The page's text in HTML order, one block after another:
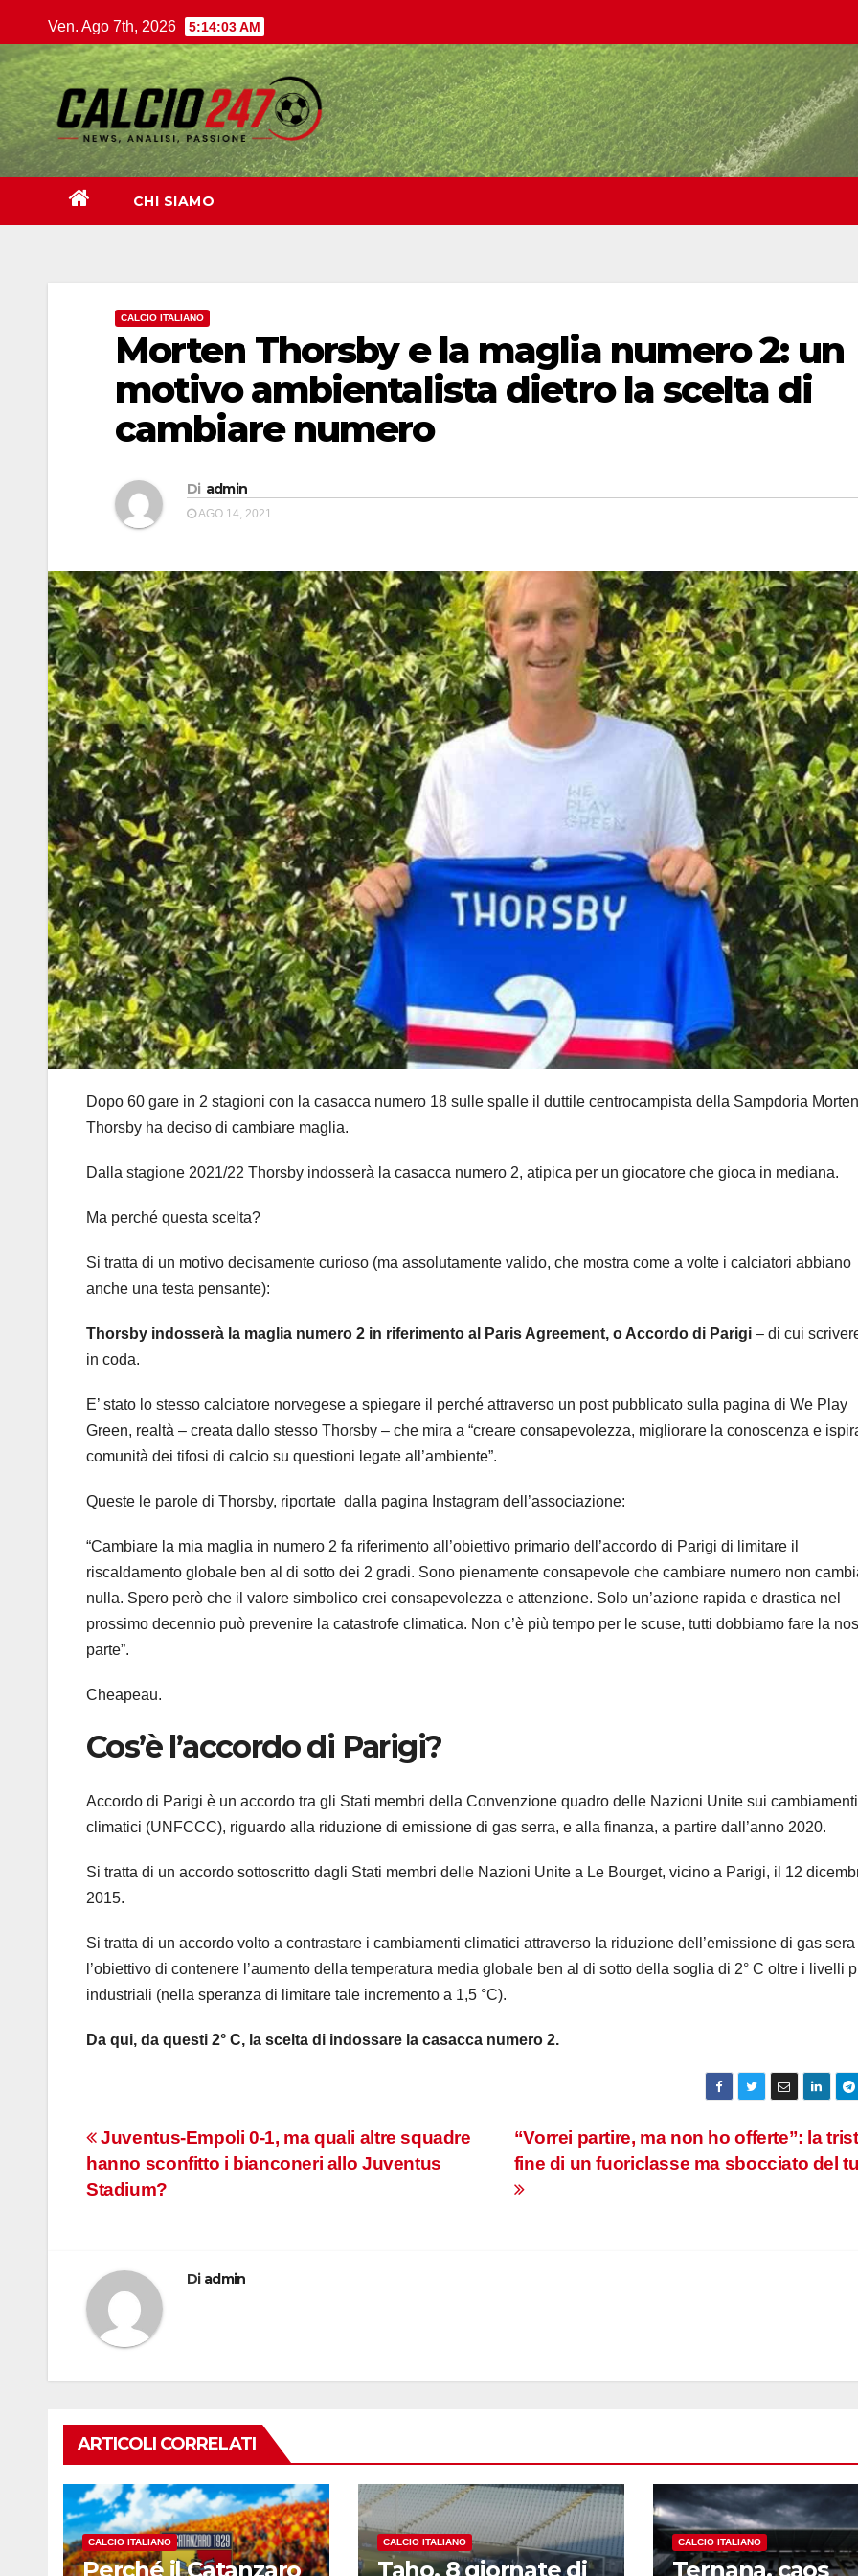
al
contenuto
Ven. Ago 7th, 2026 5:14:04 AM
CHI SIAMO
CALCIO ITALIANO
Morten Thorsby e la maglia numero 2: un
motivo ambientalista dietro la scelta di
cambiare numero
Di admin
AGO 14, 2021
Dopo 60 gare in 2 stagioni con la casacca numero 18 sulle spalle il duttile centrocampista della Sampdoria Morten
Thorsby ha deciso di cambiare maglia.
Dalla stagione 2021/22 Thorsby indosserà la casacca numero 2, atipica per un giocatore che gioca in mediana.
Ma perché questa scelta?
Si tratta di un motivo decisamente curioso (ma assolutamente valido, che mostra come a volte i calciatori abbiano
anche una testa pensante):
Thorsby indosserà la maglia numero 2 in riferimento al Paris Agreement, o Accordo di Parigi – di cui
in coda.
E’ stato lo stesso calciatore norvegese a spiegare il perché attraverso un post pubblicato sulla pagina di We Play
Green, realtà – creata dallo stesso Thorsby – che mira a “creare consapevolezza, migliorare la conoscenza e
comunità dei tifosi di calcio su questioni legate all’ambiente”.
Queste le parole di Thorsby, riportate dalla pagina Instagram dell’associazione:
“Cambiare la mia maglia in numero 2 fa riferimento all’obiettivo primario dell’accordo di Parigi di limitare il
riscaldamento globale ben al di sotto dei 2 gradi. Sono pienamente consapevole che cambiare numero non
nulla. Spero però che il valore simbolico crei consapevolezza e attenzione. Solo un’azione rapida e drastica nel
prossimo decennio può prevenire la catastrofe climatica. Non c’è più tempo per le scuse, tutti dobbiamo fare la
parte”.
Cheapeau.
Cos’è l’accordo di Parigi?
Accordo di Parigi è un accordo tra gli Stati membri della Convenzione quadro delle Nazioni Unite sui cambiamenti
climatici (UNFCCC), riguardo alla riduzione di emissione di gas serra, e alla finanza, a partire dall’anno 2020.
Si tratta di un accordo sottoscritto dagli Stati membri delle Nazioni Unite a Le Bourget, vicino a Parigi, il 12
2015.
Si tratta di un accordo volto a contrastare i cambiamenti climatici attraverso la riduzione dell’emissione di gas
l’obiettivo di contenere l’aumento della temperatura media globale ben al di sotto della soglia di 2° C oltre i livelli
industriali (nella speranza di limitare tale incremento a 1,5 °C).
Da qui, da questi 2° C, la scelta di indossare la casacca numero 2.
Navigazione
articoli
“Vorrei partire, ma non ho offerte”: la
fine di un fuoriclasse ma sbocciato del
Juventus-Empoli 0-1, ma quali altre squadre
hanno sconfitto i bianconeri allo Juventus
Stadium?
Di admin
ARTICOLI CORRELATI
CALCIO ITALIANO
Perché il Catanzaro
CALCIO ITALIANO
Taho, 8 giornate di
CALCIO ITALIANO
Ternana, caos